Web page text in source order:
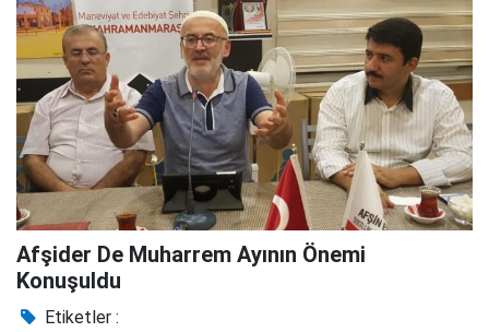
Afşider De Muharrem Ayının Önemi
Konuşuldu
Etiketler :